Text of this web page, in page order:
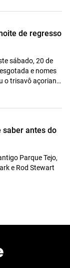
de regresso
sábado, 20 de
e nomes
o trisavô açoriano
noite com
saber antes do
Parque Tejo,
e Rod Stewart